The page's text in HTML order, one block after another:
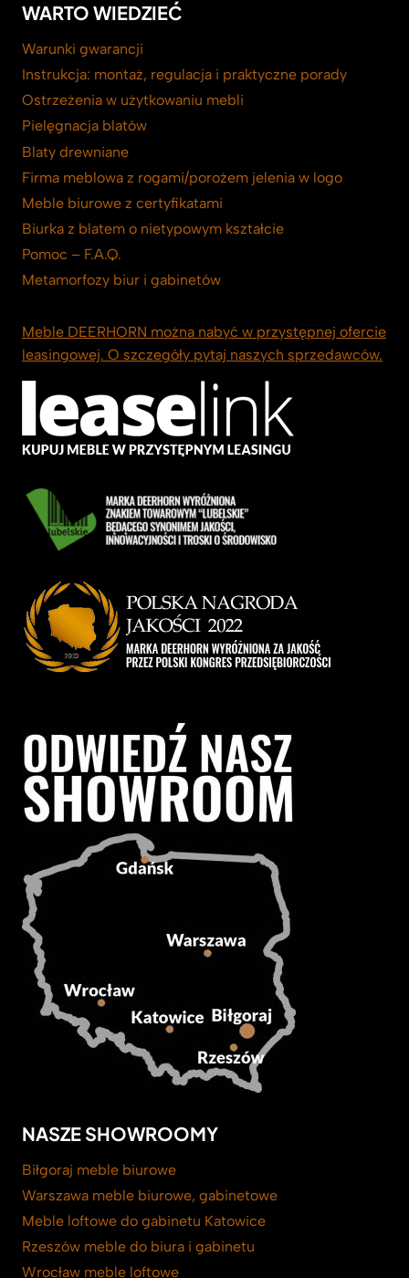
WARTO WIEDZIEĆ
Warunki gwarancji
Instrukcja: montaż, regulacja i praktyczne porady
Ostrzeżenia w użytkowaniu mebli
Pielęgnacja blatów
Blaty drewniane
Firma meblowa z rogami/porożem jelenia w logo
Meble biurowe z certyfikatami
Biurka z blatem o nietypowym kształcie
Pomoc – F.A.Q.
Metamorfozy biur i gabinetów
Meble DEERHORN można nabyć w przystępnej ofercie
leasingowej. O szczegóły pytaj naszych sprzedawców.
NASZE SHOWROOMY
Biłgoraj meble biurowe
Warszawa meble biurowe, gabinetowe
Meble loftowe do gabinetu Katowice
Rzeszów meble do biura i gabinetu
Wrocław meble loftowe